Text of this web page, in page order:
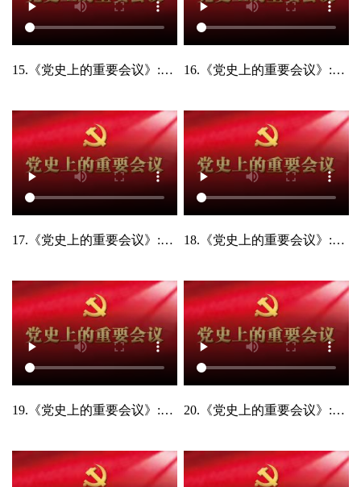
15.《党史上的重要会议》:中共十一届六中全会 16.《党史上的重要会议》:中国共产党第十二次全国代表大会
17.《党史上的重要会议》:中国共产党第十三次全国代表大会 18.《党史上的重要会议》:中国共产党第十四次全国代表大会
19.《党史上的重要会议》:中国共产党第十五次全国代表大会 20.《党史上的重要会议》:中国共产党第十六次全国代表大会